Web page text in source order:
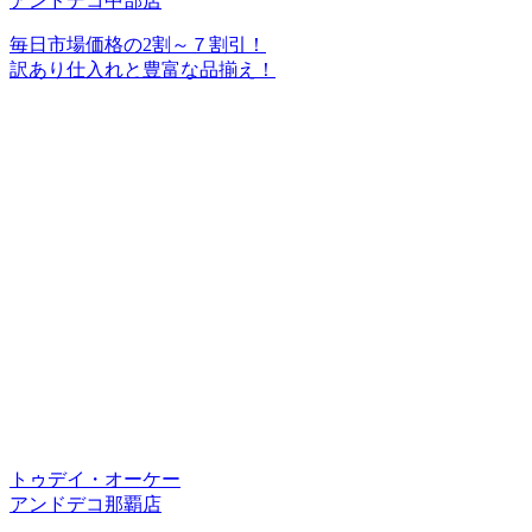
毎日市場価格の2割～７割引！
訳あり仕入れと豊富な品揃え！
トゥデイ・オーケー
アンドデコ那覇店